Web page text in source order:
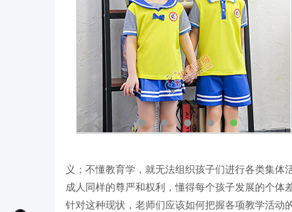
义；不懂教育学，就无法组织孩子们进行各类集
成人同样的尊严和权利，懂得每个孩子发展的个体
针对这种现状，老师们应该如何把握各项教学活动